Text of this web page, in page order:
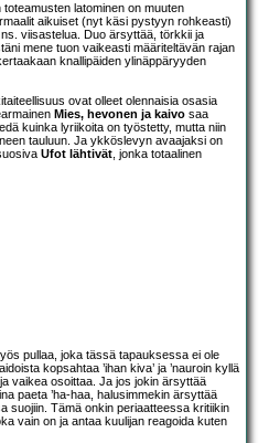
latominen on muuten
aikuiset (nyt käsi pystyyn rohkeasti)
viisastelua. Duo ärsyttää, törkkii ja
mene tuon vaikeasti määriteltävän rajan
knallipäiden ylinäppäryyden
ovat olleet olennaisia osasia
Mies, hevonen ja kaivo saa
kuinka lyriikoita on työstetty, mutta niin
tauluun. Ja ykköslevyn avaajaksi on
Ufot lähtivät, jonka totaalinen
pullaa, joka tässä tapauksessa ei ole
kopsahtaa ’ihan kiva’ ja ’nauroin kyllä
vaikea osoittaa. Ja jos jokin ärsyttää
paeta ’ha-haa, halusimmekin ärsyttää
suojiin. Tämä onkin periaatteessa kritiikin
vain on ja antaa kuulijan reagoida kuten